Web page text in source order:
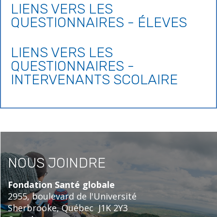
LIENS VERS LES
QUESTIONNAIRES - ÉLEVES
LIENS VERS LES
QUESTIONNAIRES -
INTERVENANTS SCOLAIRE
NOUS JOINDRE
Fondation Santé globale
2955, boulevard de l'Université
Sherbrooke,Québec J1K 2Y3